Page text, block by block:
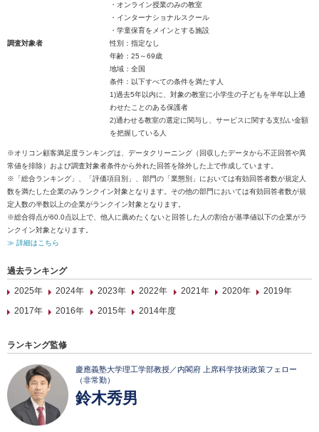
・オンライン授業のみの教室
・インターナショナルスクール
・学童保育をメインとする施設
調査対象者
性別：指定なし
年齢：25～69歳
地域：全国
条件：以下すべての条件を満たす人
1)過去5年以内に、対象の教室に小学生の子どもを半年以上通
わせたことのある保護者
2)通わせる教室の選定に関与し、サービスに関する支払い金額
を把握している人
※オリコン顧客満足度ランキングは、データクリーニング（回収したデータから不正回答や異
常値を排除）および調査対象者条件から外れた回答を除外した上で作成しています。
※「総合ランキング」、「評価項目別」、部門の「業態別」においては有効回答者数が規定人
数を満たした企業のみランクイン対象となります。その他の部門においては有効回答者数が規
定人数の半数以上の企業がランクイン対象となります。
※総合得点が60.0点以上で、他人に薦めたくないと回答した人の割合が基準値以下の企業がラ
ンクイン対象となります。
≫ 詳細はこちら
過去ランキング
2025年
2024年 2023年 2022年 2021年 2020年
2019年
2017年
2016年 2015年 2014年度
ランキング監修
慶應義塾大学理工学部教授／内閣府 上席科学技術政策フェロー
（非常勤）
鈴木秀男